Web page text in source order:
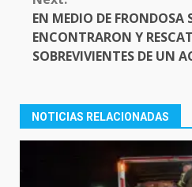
EN MEDIO DE FRONDOSA
ENCONTRARON Y
SOBREVIVIENTES DE UN
NOTICIAS RELACIONADAS